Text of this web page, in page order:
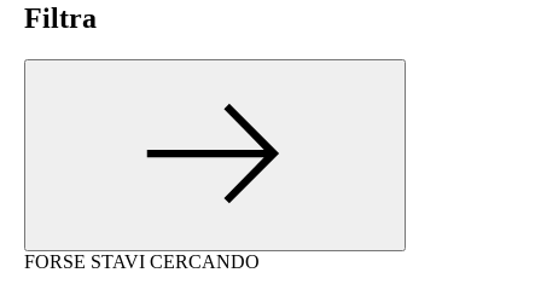
Filtra
FORSE STAVI CERCANDO